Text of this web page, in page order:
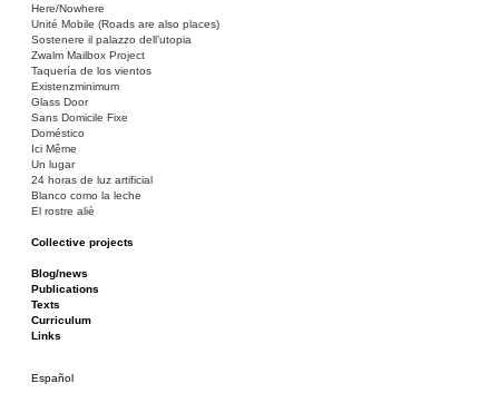
Here/Nowhere
Unité Mobile (Roads are also places)
Sostenere il palazzo dell’utopia
Zwalm Mailbox Project
Taquería de los vientos
Existenzminimum
Glass Door
Sans Domicile Fixe
Doméstico
Ici Même
Un lugar
24 horas de luz artificial
Blanco como la leche
El rostre aliè
Collective projects
Ciza Muzej
Roulotte
Canòdrom/Canòdrom
ON Prat
Rieres/Rambles
Blog/news
Publications
Texts
Curriculum
Links
Español